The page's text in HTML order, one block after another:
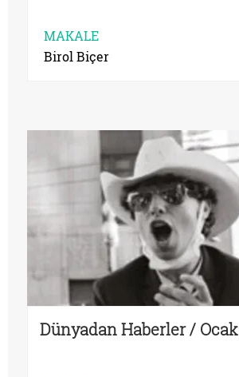
MAKALE
Birol Biçer
Dünyadan Haberler / Ocak